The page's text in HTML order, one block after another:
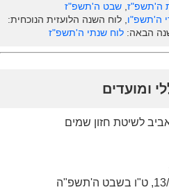
ה'תשפ"ז, שבט ה'תשפ"ז
ה'תשפ"ו, לוח השנה הלועזית הנוכחית:
הבאה:לוח שנתי ה'תשפ"ז
ומועדים
לשיטת חזון שמים